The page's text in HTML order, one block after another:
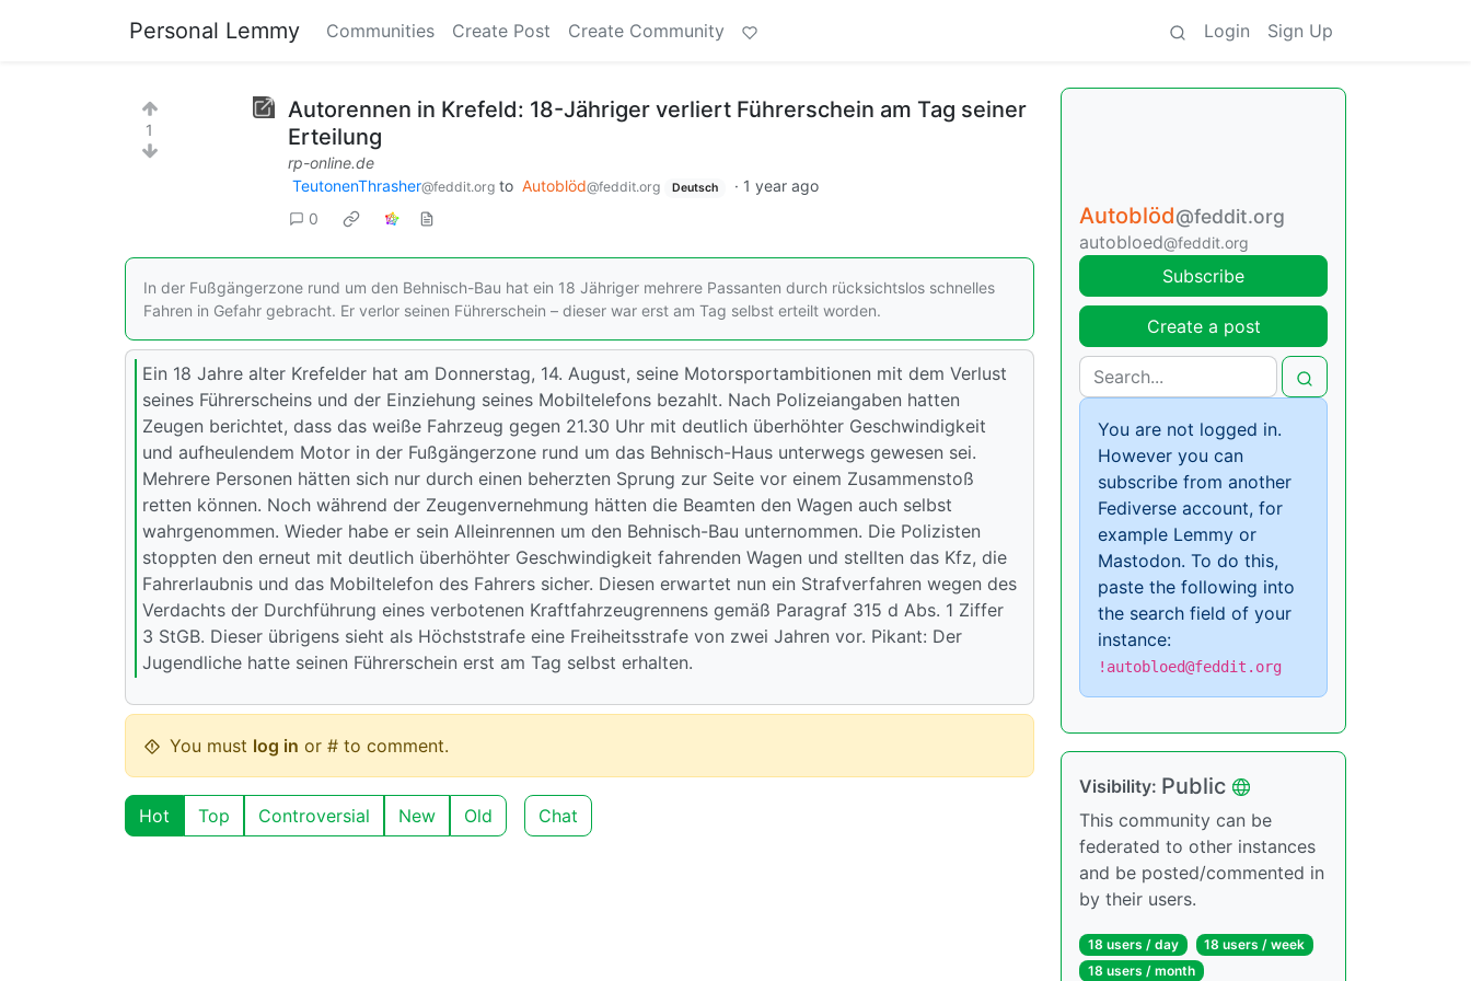
Personal Lemmy Communities Create Post Create Community Login Sign Up
1
Autorennen in Krefeld: 18-Jähriger verliert Führerschein am Tag seiner
Erteilung
rp-online.de
TeutonenThrasher@feddit.org to Autoblöd@feddit.org Deutsch · 1 year ago
0
In der Fußgängerzone rund um den Behnisch-Bau hat ein 18 Jähriger mehrere Passanten durch rücksichtslos schnelles
Fahren in Gefahr gebracht. Er verlor seinen Führerschein – dieser war erst am Tag selbst erteilt worden.
Ein 18 Jahre alter Krefelder hat am Donnerstag, 14. August, seine Motorsportambitionen mit dem Verlust
seines Führerscheins und der Einziehung seines Mobiltelefons bezahlt. Nach Polizeiangaben hatten
Zeugen berichtet, dass das weiße Fahrzeug gegen 21.30 Uhr mit deutlich überhöhter Geschwindigkeit
und aufheulendem Motor in der Fußgängerzone rund um das Behnisch-Haus unterwegs gewesen sei.
Mehrere Personen hätten sich nur durch einen beherzten Sprung zur Seite vor einem Zusammenstoß
retten können. Noch während der Zeugenvernehmung hätten die Beamten den Wagen auch selbst
wahrgenommen. Wieder habe er sein Alleinrennen um den Behnisch-Bau unternommen. Die Polizisten
stoppten den erneut mit deutlich überhöhter Geschwindigkeit fahrenden Wagen und stellten das Kfz, die
Fahrerlaubnis und das Mobiltelefon des Fahrers sicher. Diesen erwartet nun ein Strafverfahren wegen des
Verdachts der Durchführung eines verbotenen Kraftfahrzeugrennens gemäß Paragraf 315 d Abs. 1 Ziffer
3 StGB. Dieser übrigens sieht als Höchststrafe eine Freiheitsstrafe von zwei Jahren vor. Pikant: Der
Jugendliche hatte seinen Führerschein erst am Tag selbst erhalten.
You must log in or # to comment.
Hot Top Controversial New Old Chat
Autoblöd@feddit.org
autobloed@feddit.org
Subscribe
Create a post
You are not logged in.
However you can
subscribe from another
Fediverse account, for
example Lemmy or
Mastodon. To do this,
paste the following into
the search field of your
instance:
!autobloed@feddit.org
Visibility: Public
This community can be
federated to other instances
and be posted/commented in
by their users.
18 users / day
18 users / week
18 users / month